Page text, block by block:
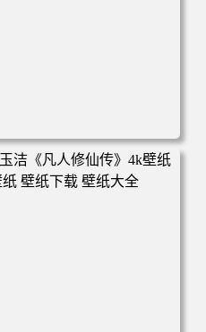
结婴 4k壁纸 3840x2160 电
大全